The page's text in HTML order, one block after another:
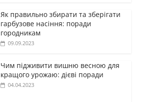
Як правильно збирати та зберігати
гарбузове насіння: поради
городникам
09.09.2023
Чим підживити вишню весною для
кращого урожаю: дієві поради
04.04.2023